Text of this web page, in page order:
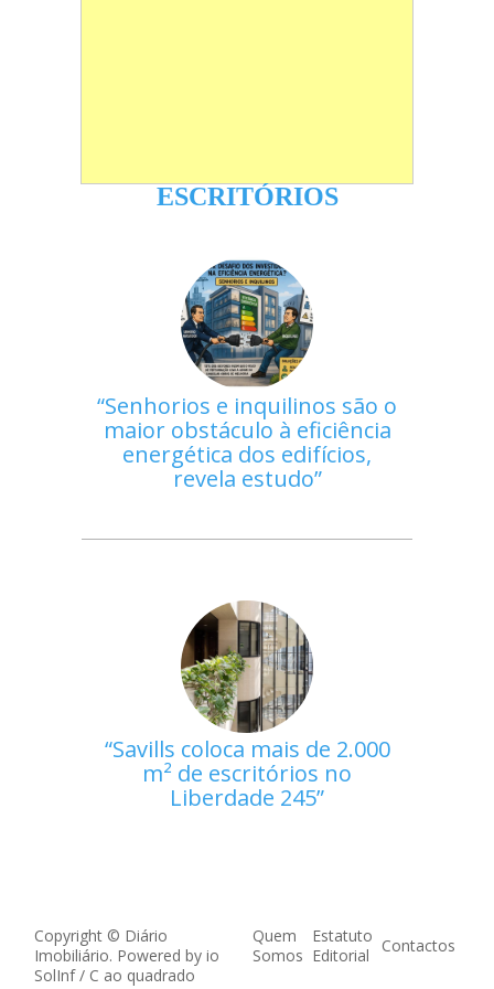
ESCRITÓRIOS
Senhorios e inquilinos são o
maior obstáculo à eficiência
energética dos edifícios,
revela estudo
Savills coloca mais de 2.000
m² de escritórios no
Liberdade 245
Copyright © Diário
Imobiliário. Powered by io
SolInf/ C ao quadrado
Quem
Somos
Estatuto
Editorial
Contactos